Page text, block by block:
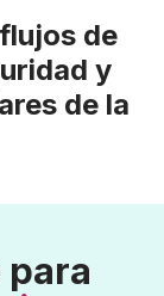
de
y
de la